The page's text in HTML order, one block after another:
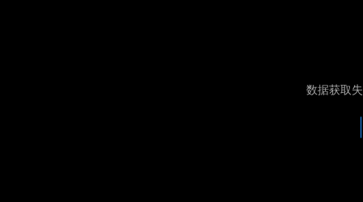
数据获取